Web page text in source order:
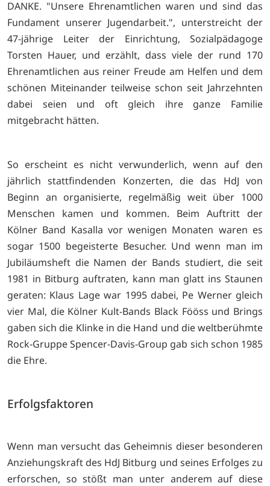
DANKE. "Unsere Ehrenamtlichen waren und sind das
Fundament unserer Jugendarbeit.", unterstreicht der
47-jährige Leiter der Einrichtung, Sozialpädagoge
Torsten Hauer, und erzählt, dass viele der rund 170
Ehrenamtlichen aus reiner Freude am Helfen und dem
schönen Miteinander teilweise schon seit Jahrzehnten
dabei seien und oft gleich ihre ganze Familie
mitgebracht hätten.
So erscheint es nicht verwunderlich, wenn auf den
jährlich stattfindenden Konzerten, die das HdJ von
Beginn an organisierte, regelmäßig weit über 1000
Menschen kamen und kommen. Beim Auftritt der
Kölner Band Kasalla vor wenigen Monaten waren es
sogar 1500 begeisterte Besucher. Und wenn man im
Jubiläumsheft die Namen der Bands studiert, die seit
1981 in Bitburg auftraten, kann man glatt ins Staunen
geraten: Klaus Lage war 1995 dabei, Pe Werner gleich
vier Mal, die Kölner Kult-Bands Black Fööss und Brings
gaben sich die Klinke in die Hand und die weltberühmte
Rock-Gruppe Spencer-Davis-Group gab sich schon 1985
die Ehre.
Erfolgsfaktoren
Wenn man versucht das Geheimnis dieser besonderen
Anziehungskraft des HdJ Bitburg und seines Erfolges zu
erforschen, so stößt man unter anderem auf diese